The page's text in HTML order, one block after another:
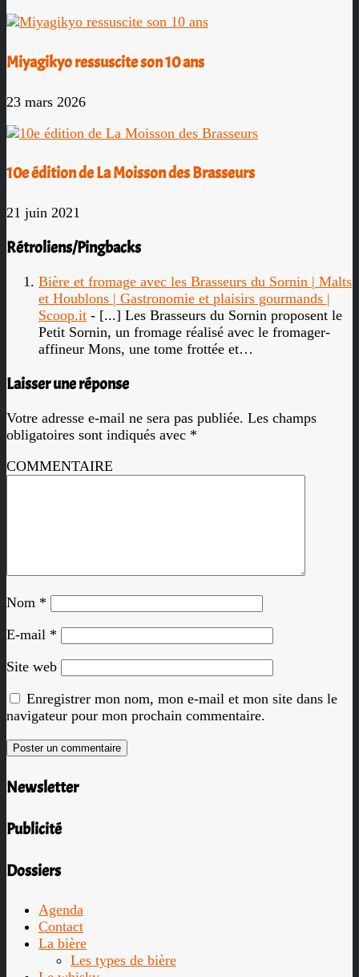
Miyagikyo ressuscite son 10 ans
23 mars 2026
10e édition de La Moisson des Brasseurs
21 juin 2021
Rétroliens/Pingbacks
Bière et fromage avec les Brasseurs du Sornin | Malts
et Houblons | Gastronomie et plaisirs gourmands |
Scoop.it - [...] Les Brasseurs du Sornin proposent le
Petit Sornin, un fromage réalisé avec le fromager-
affineur Mons, une tome frottée et…
Laisser une réponse
Votre adresse e-mail ne sera pas publiée. Les champs
obligatoires sont indiqués avec *
COMMENTAIRE
Nom *
E-mail *
Site web
Enregistrer mon nom, mon e-mail et mon site dans le
navigateur pour mon prochain commentaire.
Newsletter
Publicité
Dossiers
Agenda
Contact
La bière
Les types de bière